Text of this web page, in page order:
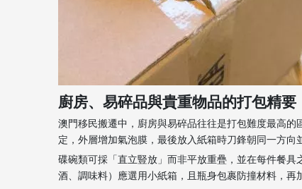
廚房、易碎品與貴重物品的打包精要
澳門移民搬遷中，廚房與易碎品往往是打包難度最高
定，外層增加氣泡膜，最後放入紙箱時刀鋒朝同一方向
碟碗類可採「直立豎放」而非平放重疊，並在每件餐
酒、調味料）應選用小紙箱，且瓶身包裹防撞材料，再